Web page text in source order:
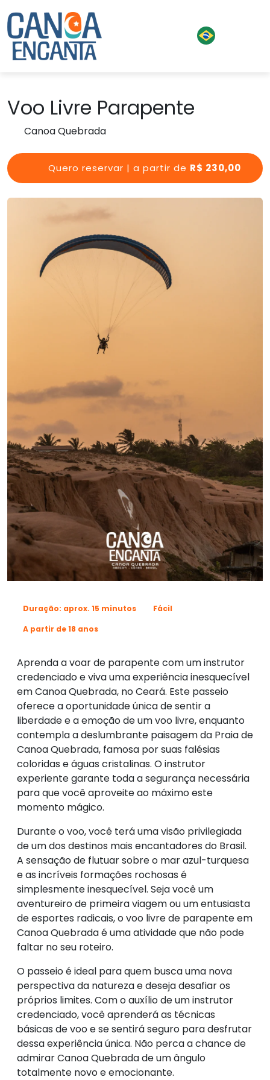
Voo Livre Parapente
Canoa Quebrada
Quero reservar | a partir de R$ 230,00
Duração: aprox. 15 minutos
Fácil
A partir de 18 anos
Aprenda a voar de parapente com um instrutor
credenciado e viva uma experiência inesquecível
em Canoa Quebrada, no Ceará. Este passeio
oferece a oportunidade única de sentir a
liberdade e a emoção de um voo livre, enquanto
contempla a deslumbrante paisagem da Praia de
Canoa Quebrada, famosa por suas falésias
coloridas e águas cristalinas. O instrutor
experiente garante toda a segurança necessária
para que você aproveite ao máximo este
momento mágico.
Durante o voo, você terá uma visão privilegiada
de um dos destinos mais encantadores do Brasil.
A sensação de flutuar sobre o mar azul-turquesa
e as incríveis formações rochosas é
simplesmente inesquecível. Seja você um
aventureiro de primeira viagem ou um entusiasta
de esportes radicais, o voo livre de parapente em
Canoa Quebrada é uma atividade que não pode
faltar no seu roteiro.
O passeio é ideal para quem busca uma nova
perspectiva da natureza e deseja desafiar os
próprios limites. Com o auxílio de um instrutor
credenciado, você aprenderá as técnicas
básicas de voo e se sentirá seguro para desfrutar
dessa experiência única. Não perca a chance de
admirar Canoa Quebrada de um ângulo
totalmente novo e emocionante.